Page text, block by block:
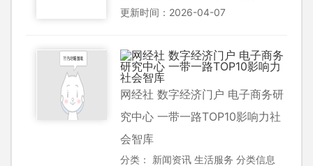
更新时间：2026-04-07
网经社 数字经济门户 电子商务研
究中心 一带一路TOP10影响力社
会智库
分类： 新闻资讯 生活服务 分类信息